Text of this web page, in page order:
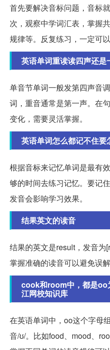
首先要解决音标问题，音标
次，观察中学词汇表，掌握
规律等。反复练习，一定可以
英语单词重读读四声还是
单音节单词一般发第四声音
词，重音通常是第一声。在
变化，需要灵活掌握。
英语单词怎么都记不住要
根据音标来记忆单词是最有
够的时间去练习记忆。要记
发音会影响学习效果。
结果英文的读音
结果的英文是result，发音为
掌握准确的读音可以避免误
cook和room中，都是oo
江网校知识库
在英语单词中，oo这个字母
音/ʊ/。比如food、mood、